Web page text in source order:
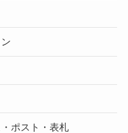
ポスト・表札